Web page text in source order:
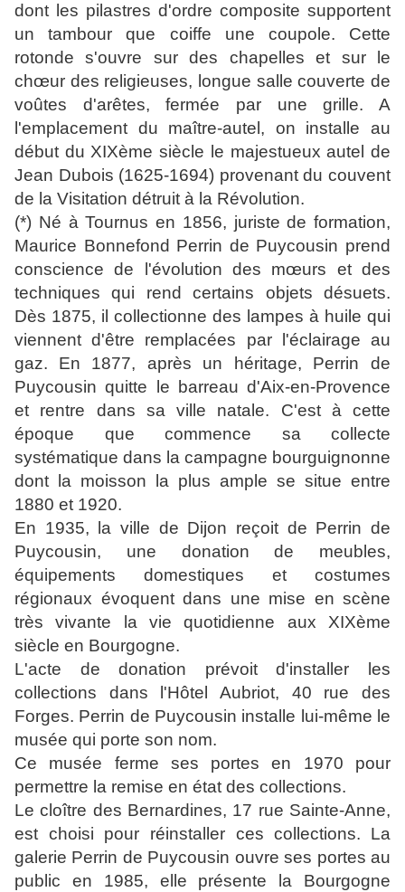
dont les pilastres d'ordre composite supportent
un tambour que coiffe une coupole. Cette
rotonde s'ouvre sur des chapelles et sur le
chœur des religieuses, longue salle couverte de
voûtes d'arêtes, fermée par une grille. A
l'emplacement du maître-autel, on installe au
début du XIXème siècle le majestueux autel de
Jean Dubois (1625-1694) provenant du couvent
de la Visitation détruit à la Révolution.
(*) Né à Tournus en 1856, juriste de formation,
Maurice Bonnefond Perrin de Puycousin prend
conscience de l'évolution des mœurs et des
techniques qui rend certains objets désuets.
Dès 1875, il collectionne des lampes à huile qui
viennent d'être remplacées par l'éclairage au
gaz.
En 1877, après un héritage, Perrin de
Puycousin quitte le barreau d'Aix-en-Provence
et rentre dans sa ville natale. C'est à cette
époque que commence sa collecte
systématique dans la campagne bourguignonne
dont la moisson la plus ample se situe entre
1880 et 1920.
En 1935, la ville de Dijon reçoit de Perrin de
Puycousin, une donation de meubles,
équipements domestiques et costumes
régionaux évoquent dans une mise en scène
très vivante la vie quotidienne aux XIXème
siècle en Bourgogne.
L'acte de donation prévoit d'installer les
collections dans l'Hôtel Aubriot, 40 rue des
Forges. Perrin de Puycousin installe lui-même le
musée qui porte son nom.
Ce musée ferme ses portes en 1970 pour
permettre la remise en état des collections.
Le cloître des Bernardines, 17 rue Sainte-Anne,
est choisi pour réinstaller ces collections.
La
galerie Perrin de Puycousin ouvre ses portes au
public en 1985, elle présente la Bourgogne